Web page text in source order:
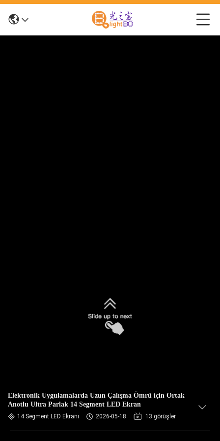
Elektronik Uygulamalarda Uzun Çalışma Ömrü için Ortak
Anotlu Ultra Parlak 14 Segment LED Ekran
14 Segment LED Ekranı 2026-05-18 13 görüşler